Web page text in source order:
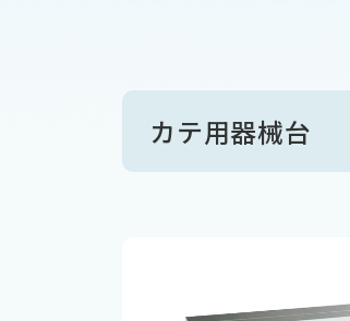
カテ用器械台